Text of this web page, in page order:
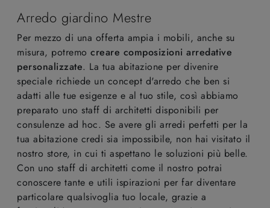
Arredo giardino Mestre
Per mezzo di una offerta ampia i mobili, anche su
misura, potremo creare composizioni arredative
personalizzate. La tua abitazione per divenire
speciale richiede un concept d'arredo che ben si
adatti alle tue esigenze e al tuo stile, così abbiamo
preparato uno staff di architetti disponibili per
consulenze ad hoc. Se avere gli arredi perfetti per la
tua abitazione credi sia impossibile, non hai visitato il
nostro store, in cui ti aspettano le soluzioni più belle.
Con uno staff di architetti come il nostro potrai
conoscere tante e utili ispirazioni per far diventare
particolare qualsivoglia tuo locale, grazie a